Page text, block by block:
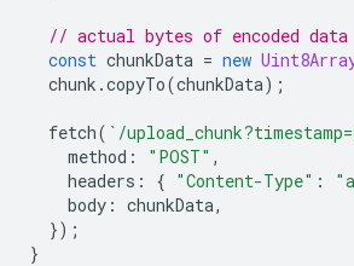
// actual bytes of encoded data
const chunkData = new
chunk .copyTo(chunkData);
fetch( `/upload_chunk?timestamp=
method : "POST" ,
headers : { "Content-Type" :
body : chunkData,
});
}